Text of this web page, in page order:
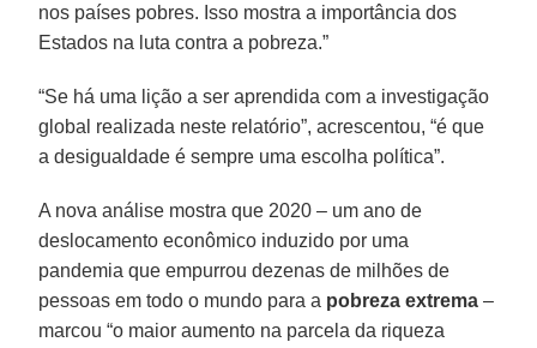
nos países pobres. Isso mostra a importância dos
Estados na luta contra a pobreza.”
“Se há uma lição a ser aprendida com a investigação
global realizada neste relatório”, acrescentou, “é que
a desigualdade é sempre uma escolha política”.
A nova análise mostra que 2020 – um ano de
deslocamento econômico induzido por uma
pandemia que empurrou dezenas de milhões de
pessoas em todo o mundo para a pobreza extrema –
marcou “o maior aumento na parcela da riqueza